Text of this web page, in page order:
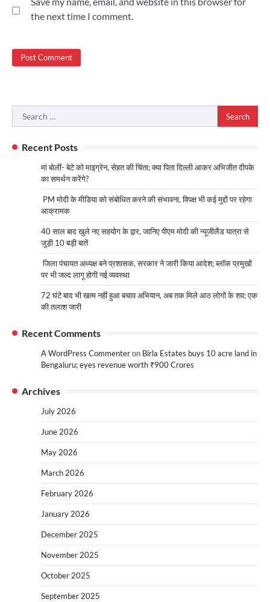
the next time I comment.
Search
for:
Recent Posts
मां बोलीं- बेटे को माइग्रेन, सेहत की चिंता; क्या पिता दिल्ली आकर अभिजीत दीपके
का समर्थन करेंगे?
PM मोदी के मीडिया को संबोधित करने की संभावना, विपक्ष भी कई मुद्दों पर रहेगा
आक्रामक
40 साल बाद खुले नए सहयोग के द्वार, जानिए पीएम मोदी की न्यूजीलैंड यात्रा से
जुड़ी 10 बड़ी बातें
जिला पंचायत अध्यक्ष बने प्रशासक, सरकार ने जारी किया आदेश; ब्लॉक प्रमुखों
पर भी जल्द लागू होगी नई व्यवस्था
72 घंटे बाद भी खत्म नहीं हुआ बचाव अभियान, अब तक मिले आठ लोगों के शव; एक
की तलाश जारी
Recent Comments
A WordPress Commenteron Birla Estates buys 10 acre land in
Bengaluru; eyes revenue worth ₹900 Crores
Archives
July 2026
June 2026
May 2026
March 2026
February 2026
January 2026
December 2025
November 2025
October 2025
September 2025